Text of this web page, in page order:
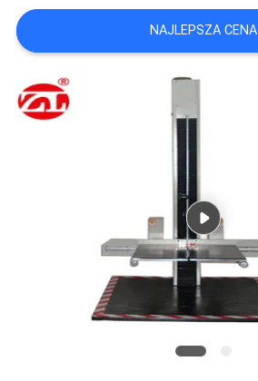
WYCENĘ
SHOW
NAJLEPSZA CENA